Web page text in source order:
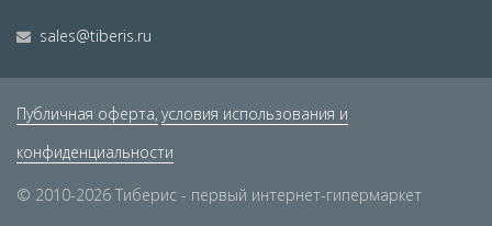
sales@tiberis.ru
Публичная оферта, условия использования и
конфиденциальности
© 2010-2026 Тиберис - первый интернет-гипермаркет